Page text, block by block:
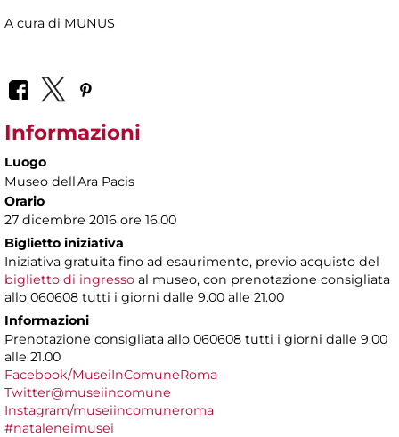
A cura di MUNUS
Informazioni
Luogo
Museo dell'Ara Pacis
Orario
27 dicembre 2016 ore 16.00
Biglietto iniziativa
Iniziativa gratuita fino ad esaurimento, previo acquisto del
biglietto di ingresso al museo, con prenotazione consigliata
allo 060608 tutti i giorni dalle 9.00 alle 21.00
Informazioni
Prenotazione consigliata allo 060608 tutti i giorni dalle 9.00
alle 21.00
Facebook/MuseiInComuneRoma
Twitter@museiincomune
Instagram/museiincomuneroma
#nataleneimusei